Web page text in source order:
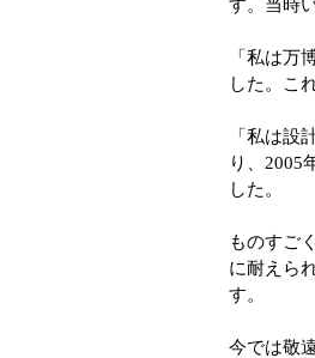
す。当時
「私は万
した。こ
「私は設
り、2005
した。
ものすご
に耐えら
す。
今では敬